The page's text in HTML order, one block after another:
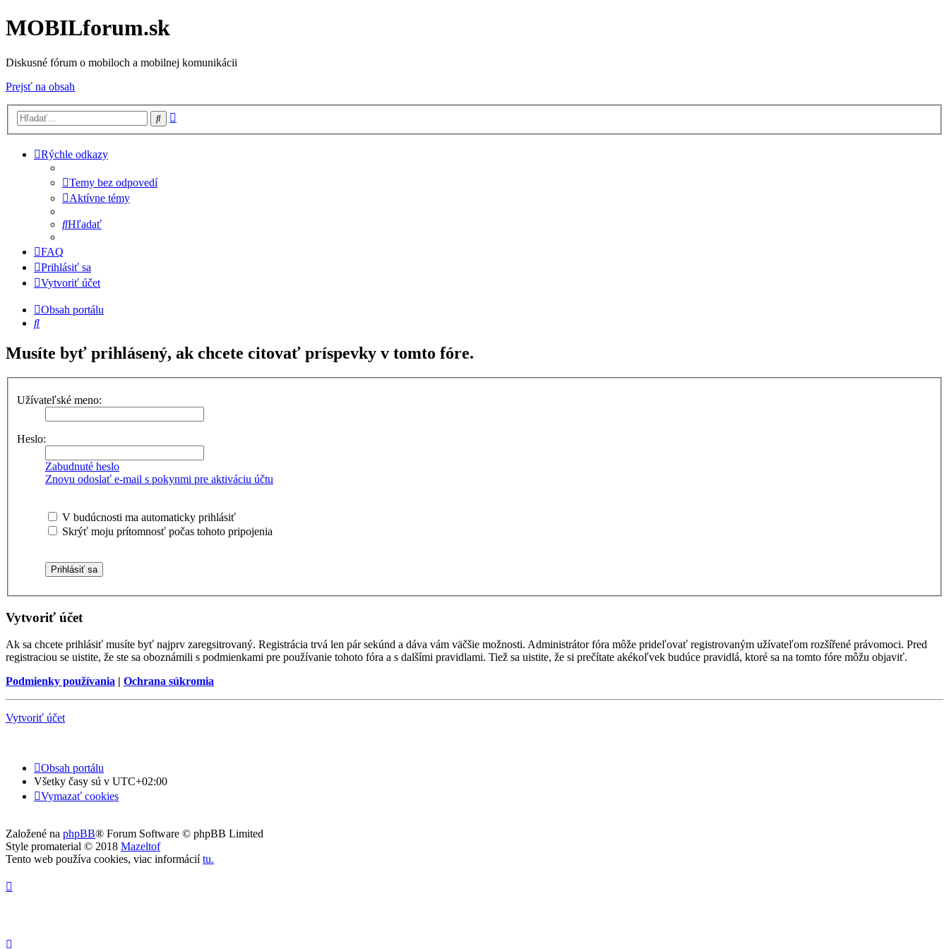
MOBILforum.sk
Diskusné fórum o mobiloch a mobilnej komunikácii
Prejsť na obsah
Hľadať
Rýchle odkazy
Temy bez odpovedí
Aktívne témy
Hľadať
FAQ
Prihlásiť sa
Vytvoriť účet
Obsah portálu
Hľadať
Musíte byť prihlásený, ak chcete citovať príspevky v tomto fóre.
Užívateľské meno:
Heslo:
Zabudnuté heslo
Znovu odoslať e-mail s pokynmi pre aktiváciu účtu
V budúcnosti ma automaticky prihlásiť
Skrýť moju prítomnosť počas tohoto pripojenia
Vytvoriť účet
Ak sa chcete prihlásiť musíte byť najprv zaregsitrovaný. Registrácia trvá len pár sekúnd a dáva vám väčšie možnosti. Administrátor fóra môže prideľovať registrovaným užívateľom rozšířené právomoci. Pred
registraciou se uistite, že ste sa oboznámili s podmienkami pre používanie tohoto fóra a s dalšími pravidlami. Tiež sa uistite, že si prečítate akékoľvek budúce pravidlá, ktoré sa na tomto fóre môžu objaviť.
Podmienky používania | Ochrana súkromia
Vytvoriť účet
Obsah portálu
Všetky časy sú v UTC+02:00
Vymazať cookies
Založené na phpBB® Forum Software © phpBB Limited
Style promaterial © 2018 Mazeltof
Tento web používa cookies, viac informáciítu.